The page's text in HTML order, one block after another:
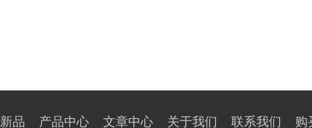
新品 产品中心 文章中心 关于我们 联系我们
购